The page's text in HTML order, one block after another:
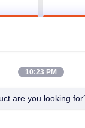
10:23 PM
are you looking